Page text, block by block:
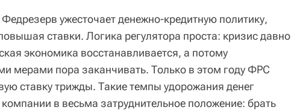
ужесточает денежно-кредитную политику,
ставки. Логика регулятора проста: кризис давно
экономика восстанавливается, а потому
мерами пора заканчивать. Только в этом году ФРС
ставку трижды. Такие темпы удорожания денег
в весьма затруднительное положение: брать